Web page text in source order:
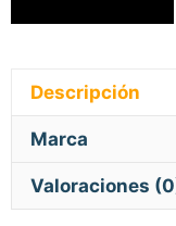
Descripción
Marca
Valoraciones